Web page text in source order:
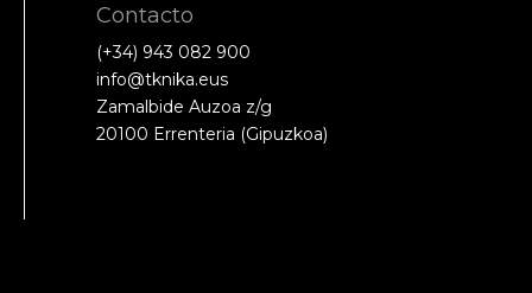
Contacto
(+34) 943 082 900
info@tknika.eus
Zamalbide Auzoa z/g
20100 Errenteria (Gipuzkoa)